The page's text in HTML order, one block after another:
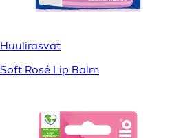
Huulirasvat
Soft Rosé Lip Balm